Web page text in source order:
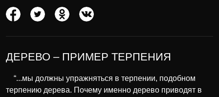
ДЕРЕВО – ПРИМЕР ТЕРПЕНИЯ
“...мы должны упражняться в терпении, подобном
терпению дерева. Почему именно дерево приводят в